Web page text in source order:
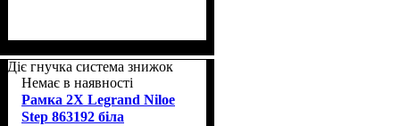
Діє гнучка система знижок
Немає в наявності
Рамка 2Х Legrand Niloe
Step 863192 біла